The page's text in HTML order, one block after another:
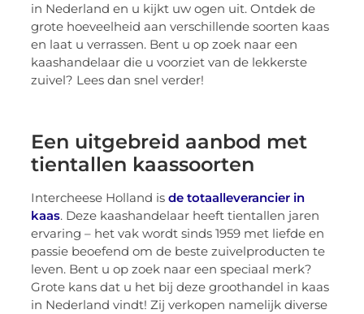
in Nederland en u kijkt uw ogen uit. Ontdek de
grote hoeveelheid aan verschillende soorten kaas
en laat u verrassen. Bent u op zoek naar een
kaashandelaar die u voorziet van de lekkerste
zuivel? Lees dan snel verder!
Een uitgebreid aanbod met
tientallen kaassoorten
Intercheese Holland isde totaalleverancier in
kaas. Deze kaashandelaar heeft tientallen jaren
ervaring – het vak wordt sinds 1959 met liefde en
passie beoefend om de beste zuivelproducten te
leven. Bent u op zoek naar een speciaal merk?
Grote kans dat u het bij deze groothandel in kaas
in Nederland vindt! Zij verkopen namelijk diverse